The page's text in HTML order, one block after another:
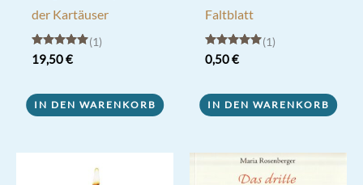
der Kartäuser
Bewertet mit
5.00
1
19,50€
IN DEN WARENKORB
Faltblatt
Bewertet mit
5.00
1
0,50€
IN DEN WARENKORB